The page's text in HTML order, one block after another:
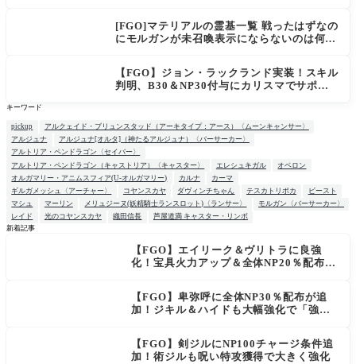
[FGO]マテリアルの霊基一覧 戦ったはずなの
にモルガンが未召喚表示にならないのは何
【FGO】ジョン・ラックランド実装！スキル
判明、B30＆NP30付与にカリスマでサポ性
キーワード
pickup
アルクェイド・ブリュンスタッド（アーキタイプ：アース）〈ムーンキャンサー〉
アルジュナ
アルジュナ[オルタ]（神たるアルジュナ）〈バーサーカー〉
アルトリア・ペンドラゴン〈セイバー〉
アルトリア・ペンドラゴン（キャストリア）〈キャスター〉
エレシュキガル
オベロン
オルガマリー・アニムスフィア(U-オルガマリー)
カルナ
カーマ
ギルガメッシュ〈アーチャー〉
コヤンスカヤ ダヴィンチちゃん テスカトリポカ
ビースト
マシュ
マーリン メリュジーヌ(妖精騎士ランスロット)〈ランサー〉
モルガン〈バーサーカー〉
レイド
光のコヤンスカヤ 織田信長
芦屋道満 キャスター・リンボ
新着記事
【FGO】エイリーク＆ヴリトラに良強
化！宝具火力アップ＆全体NP20％配布で
【FGO】卑弥呼に全体NP30％配布が追
加！ジキル＆ハイドも大幅強化で「強す
【FGO】剣ジルにNP100チャージ条件追
加！術ジルも呪い特攻獲得で大きく強化